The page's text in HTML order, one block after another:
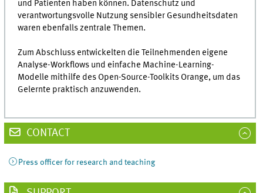
und Patienten haben können. Datenschutz und
verantwortungsvolle Nutzung sensibler Gesundheitsdaten
waren ebenfalls zentrale Themen.
Zum Abschluss entwickelten die Teilnehmenden eigene
Analyse-Workflows und einfache Machine-Learning-
Modelle mithilfe des Open-Source-Toolkits Orange, um das
Gelernte praktisch anzuwenden.
CONTACT
Press officer for research and teaching